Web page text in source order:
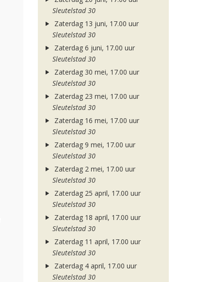
Sleutelstad 30
Zaterdag 13 juni, 17.00 uur
Sleutelstad 30
Zaterdag 6 juni, 17.00 uur
Sleutelstad 30
Zaterdag 30 mei, 17.00 uur
Sleutelstad 30
Zaterdag 23 mei, 17.00 uur
Sleutelstad 30
Zaterdag 16 mei, 17.00 uur
Sleutelstad 30
Zaterdag 9 mei, 17.00 uur
Sleutelstad 30
Zaterdag 2 mei, 17.00 uur
Sleutelstad 30
Zaterdag 25 april, 17.00 uur
Sleutelstad 30
Zaterdag 18 april, 17.00 uur
Sleutelstad 30
Zaterdag 11 april, 17.00 uur
Sleutelstad 30
Zaterdag 4 april, 17.00 uur
Sleutelstad 30